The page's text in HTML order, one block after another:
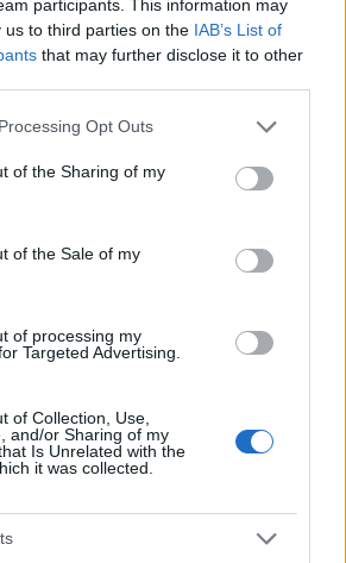
participants. This information may
us to third parties on the IAB’s List of
that may further disclose it to other
website/app uses one or more Google
or usage behaviour. You may click to
to Google and its third-party tags to
specified purposes in below Google
Opt Outs
of the Sharing of my
of the Sale of my
of processing my
Targeted Advertising.
of Collection, Use,
and/or Sharing of my
Is Unrelated with the
it was collected.
mammográfiás vizsgálatra 2018.
ig a Bodajkon, majd április 16-tól a
rendelkező hölgyeket.
kastélyt
igen leromlott állapotú épület a
célokat szolgál majd, és akár vadászati